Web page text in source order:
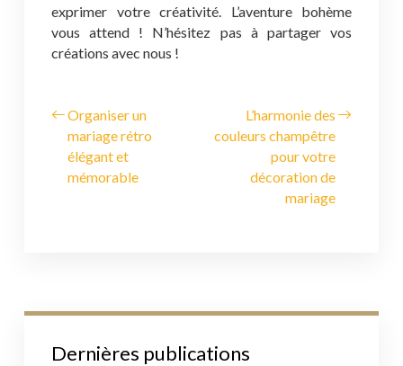
exprimer votre créativité. L’aventure bohème
vous attend ! N’hésitez pas à partager vos
créations avec nous !
Organiser un
mariage rétro
élégant et
mémorable
L’harmonie des
couleurs champêtre
pour votre
décoration de
mariage
Dernières publications